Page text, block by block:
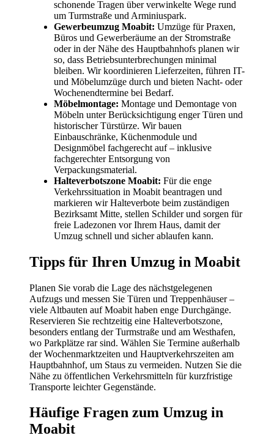
schonende Tragen über verwinkelte Wege rund
um Turmstraße und Arminiuspark.
Gewerbeumzug Moabit: Umzüge für Praxen,
Büros und Gewerberäume an der Stromstraße
oder in der Nähe des Hauptbahnhofs planen wir
so, dass Betriebsunterbrechungen minimal
bleiben. Wir koordinieren Lieferzeiten, führen IT-
und Möbelumzüge durch und bieten Nacht- oder
Wochenendtermine bei Bedarf.
Möbelmontage: Montage und Demontage von
Möbeln unter Berücksichtigung enger Türen und
historischer Türstürze. Wir bauen
Einbauschränke, Küchenmodule und
Designmöbel fachgerecht auf – inklusive
fachgerechter Entsorgung von
Verpackungsmaterial.
Halteverbotszone Moabit: Für die enge
Verkehrssituation in Moabit beantragen und
markieren wir Halteverbote beim zuständigen
Bezirksamt Mitte, stellen Schilder und sorgen für
freie Ladezonen vor Ihrem Haus, damit der
Umzug schnell und sicher ablaufen kann.
Tipps für Ihren Umzug in Moabit
Planen Sie vorab die Lage des nächstgelegenen
Aufzugs und messen Sie Türen und Treppenhäuser –
viele Altbauten auf Moabit haben enge Durchgänge.
Reservieren Sie rechtzeitig eine Halteverbotszone,
besonders entlang der Turmstraße und am Westhafen,
wo Parkplätze rar sind. Wählen Sie Termine außerhalb
der Wochenmarktzeiten und Hauptverkehrszeiten am
Hauptbahnhof, um Staus zu vermeiden. Nutzen Sie die
Nähe zu öffentlichen Verkehrsmitteln für kurzfristige
Transporte leichter Gegenstände.
Häufige Fragen zum Umzug in
Moabit